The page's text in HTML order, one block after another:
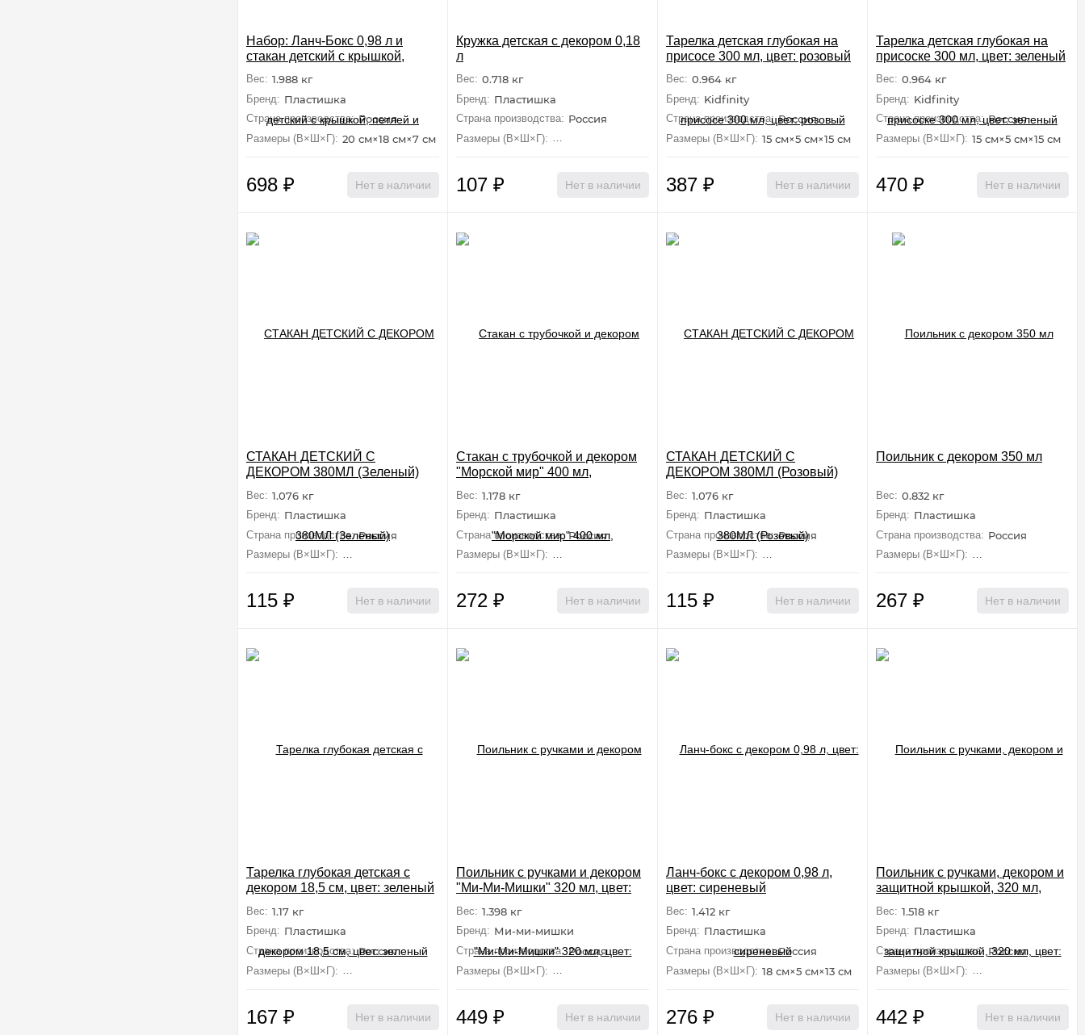
Набор: Ланч-Бокс 0,98 л и
стакан детский с крышкой,
петлей и декором 0,4 л, цвет:
сиреневый
Вес: 1.988 кг
Бренд: Пластишка
Страна производства: Россия
Размеры (В×Ш×Г): 20 см×18 см×7 см
698 ₽ Нет в наличии
Кружка детская с декором 0,18
л
Вес: 0.718 кг
Бренд: Пластишка
Страна производства: Россия
Размеры (В×Ш×Г): 6.8 см×7.7 см×6.8 см
107 ₽ Нет в наличии
Тарелка детская глубокая на
присосе 300 мл, цвет: розовый
Вес: 0.964 кг
Бренд: Kidfinity
Страна производства: Россия
Размеры (В×Ш×Г): 15 см×5 см×15 см
387 ₽ Нет в наличии
Тарелка детская глубокая на
присоске 300 мл, цвет: зеленый
Вес: 0.964 кг
Бренд: Kidfinity
Страна производства: Россия
Размеры (В×Ш×Г): 15 см×5 см×15 см
470 ₽ Нет в наличии
СТАКАН ДЕТСКИЙ С
ДЕКОРОМ 380МЛ (Зеленый)
Вес: 1.076 кг
Бренд: Пластишка
Страна производства: Россия
Размеры (В×Ш×Г): 7.6 см×12.4 см×7.6 см
115 ₽ Нет в наличии
Стакан с трубочкой и декором
"Морской мир" 400 мл,
Вес: 1.178 кг
Бренд: Пластишка
Страна производства: Россия
Размеры (В×Ш×Г): 8.7 см×15 см×8.2 см
272 ₽ Нет в наличии
СТАКАН ДЕТСКИЙ С
ДЕКОРОМ 380МЛ (Розовый)
Вес: 1.076 кг
Бренд: Пластишка
Страна производства: Россия
Размеры (В×Ш×Г): 7.6 см×12.4 см×7.6 см
115 ₽ Нет в наличии
Поильник с декором 350 мл
Вес: 0.832 кг
Бренд: Пластишка
Страна производства: Россия
Размеры (В×Ш×Г): 8.1 см×14.4 см×8.1 см
267 ₽ Нет в наличии
Тарелка глубокая детская с
декором 18,5 см, цвет: зеленый
Вес: 1.17 кг
Бренд: Пластишка
Страна производства: Россия
Размеры (В×Ш×Г): 18.6 см×4.4 см×18.6 см
167 ₽ Нет в наличии
Поильник с ручками и декором
"Ми-Ми-Мишки" 320 мл, цвет:
Вес: 1.398 кг
Бренд: Ми-ми-мишки
Страна производства: Россия
Размеры (В×Ш×Г): 12.4 см×12.6 см×8.3 см
449 ₽ Нет в наличии
Ланч-бокс с декором 0,98 л,
цвет: сиреневый
Вес: 1.412 кг
Бренд: Пластишка
Страна производства: Россия
Размеры (В×Ш×Г): 18 см×5 см×13 см
276 ₽ Нет в наличии
Поильник с ручками, декором и
защитной крышкой, 320 мл,
Вес: 1.518 кг
Бренд: Пластишка
Страна производства: Россия
Размеры (В×Ш×Г): 12.4 см×12.6 см×8.3
442 ₽ Нет в наличии